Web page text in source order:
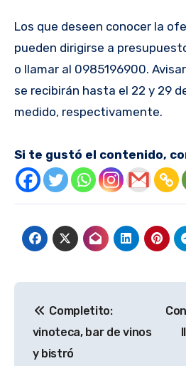
Los que deseen conocer la
pueden dirigirse a
o llamar al 0985196900.
se recibirán hasta el 22 y 29
medido, respectivamente.
Si te gustó el contenido,
de
entradas
Completito:
vinoteca, bar de vinos
y bistró